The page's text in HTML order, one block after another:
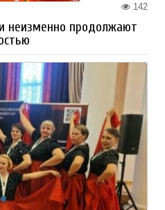
142
неизменно продолжают